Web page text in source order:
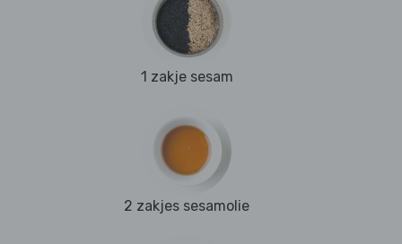
1 zakje sesam
2 zakjes sesamolie